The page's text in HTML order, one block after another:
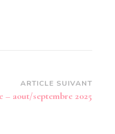
ARTICLE SUIVANT
– aout/septembre 2025